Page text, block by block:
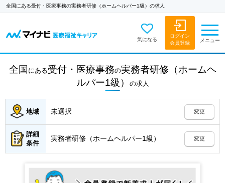
全国にある受付・医療事務の実務者研修（ホームヘルパー1級）の求人
気になる
ログイン
会員登録
メニュー
全国 にある受付・医療事務の実務者研修（ホームヘ
ルパー1級）
の求人
地域 未選択 変更
詳細
条件
実務者研修（ホームヘルパー1級） 変更